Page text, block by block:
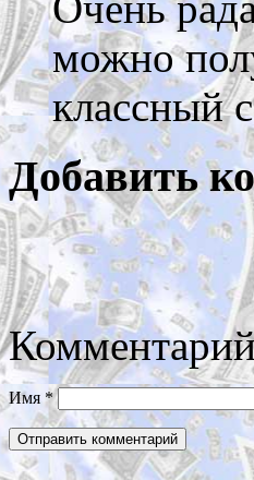
можно
классный
Добавить
Имя *